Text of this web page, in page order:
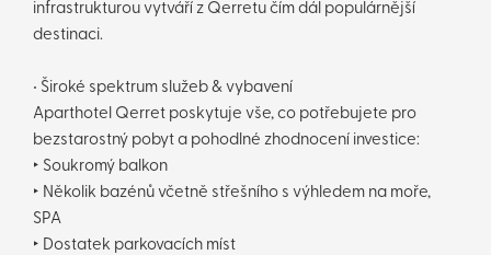
infrastrukturou vytváří z Qerretu čím dál populárnější
destinaci.
• Široké spektrum služeb & vybavení
Aparthotel Qerret poskytuje vše, co potřebujete pro
bezstarostný pobyt a pohodlné zhodnocení investice:
‣ Soukromý balkon
‣ Několik bazénů včetně střešního s výhledem na moře,
SPA
‣ Dostatek parkovacích míst